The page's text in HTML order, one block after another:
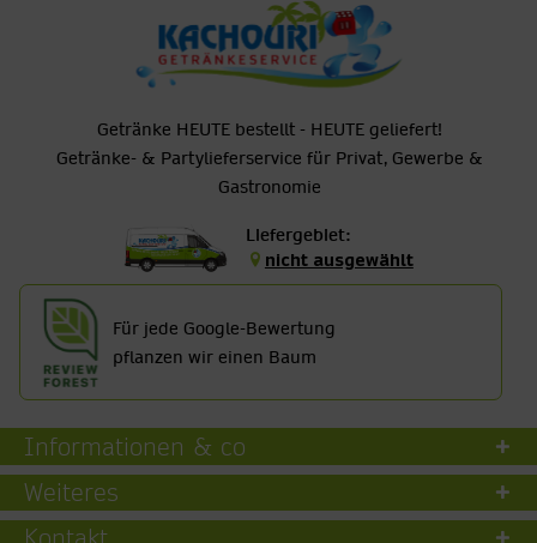
Getränke HEUTE bestellt - HEUTE geliefert!
Getränke- & Partylieferservice für Privat, Gewerbe &
Gastronomie
Liefergebiet:
nicht ausgewählt
Für jede Google-Bewertung
pflanzen wir einen Baum
Informationen & co
Weiteres